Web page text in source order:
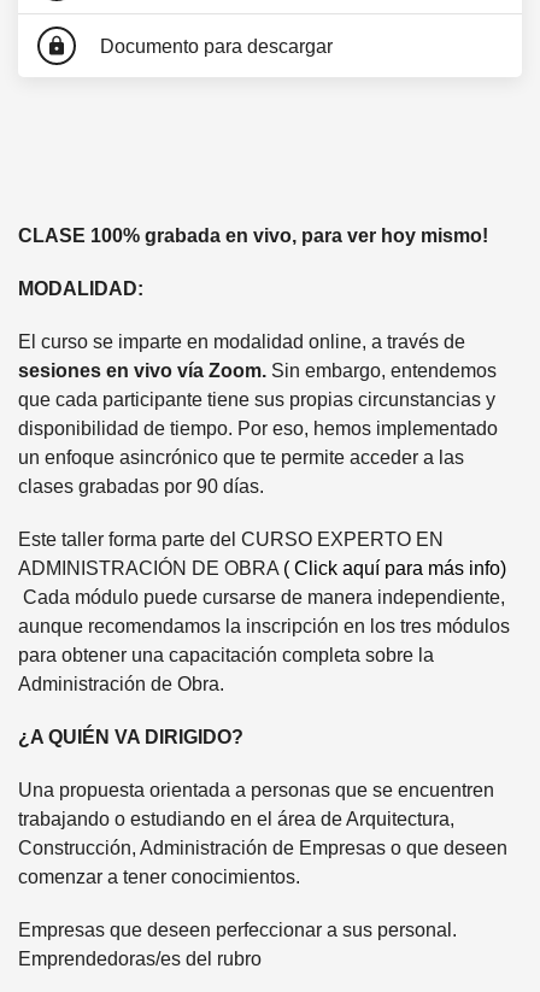
lock Documento para descargar
CLASE 100% grabada en vivo, para ver hoy mismo!
MODALIDAD:
El curso se imparte en modalidad online, a través de
sesiones en vivo vía Zoom. Sin embargo, entendemos
que cada participante tiene sus propias circunstancias y
disponibilidad de tiempo. Por eso, hemos implementado
un enfoque asincrónico que te permite acceder a las
clases grabadas por 90 días.
Este taller forma parte del CURSO EXPERTO EN
ADMINISTRACIÓN DE OBRA ( Click aquí para más info)
Cada módulo puede cursarse de manera independiente,
aunque recomendamos la inscripción en los tres módulos
para obtener una capacitación completa sobre la
Administración de Obra.
¿A QUIÉN VA DIRIGIDO?
Una propuesta orientada a personas que se encuentren
trabajando o estudiando en el área de Arquitectura,
Construcción, Administración de Empresas o que deseen
comenzar a tener conocimientos.
Empresas que deseen perfeccionar a sus personal.
Emprendedoras/es del rubro